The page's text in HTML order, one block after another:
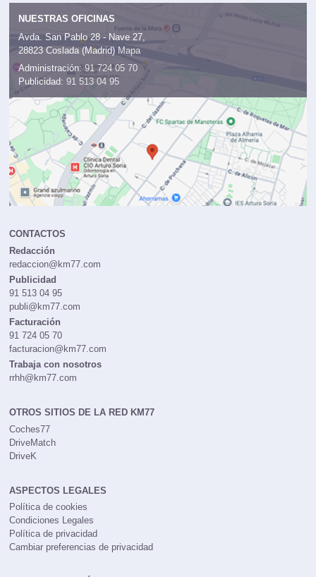
NUESTRAS OFICINAS
Avda. San Pablo 28 - Nave 27,
28823 Coslada (Madrid)
Mapa
Administración:91 724 05 70
Publicidad:
CONTACTOS
Redacción
redaccion@km77.com
Publicidad
91 513 04 95
publi@km77.com
Facturación
91 724 05 70
facturacion@km77.com
Trabaja con nosotros
OTROS SITIOS DE LA RED KM77
Coches77
DriveMatch
ASPECTOS LEGALES
Política de cookies
Condiciones Legales
Política de privacidad